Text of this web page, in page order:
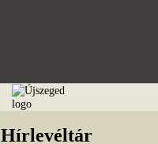
Hírlevéltár